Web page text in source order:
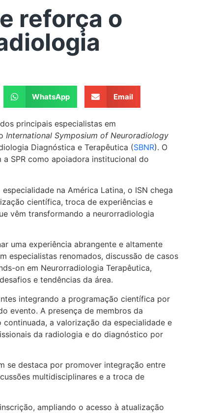
reforça o
WhatsApp Email
principais especialistas em
International Symposium of Neuroradiology
Diagnóstica e Terapêutica (SBNR). O
SPR como apoiadora institucional do
na América Latina, o ISN chega
científica, troca de experiências e
vêm transformando a neurorradiologia
uma experiência abrangente e altamente
especialistas renomados, discussão de casos
on em Neurorradiologia Terapêutica,
e tendências da área.
integrando a programação científica por
evento. A presença de membros da
a valorização da especialidade e
da radiologia e do diagnóstico por
se destaca por promover integração entre
multidisciplinares e a troca de
ampliando o acesso à atualização